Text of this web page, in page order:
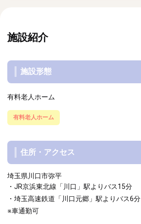
施設紹介
施設形態
有料老人ホーム
有料老人ホーム
住所・アクセス
埼玉県川口市弥平
・JR京浜東北線「川口」駅よりバス15分
・埼玉高速鉄道「川口元郷」駅よりバス6分
※車通勤可